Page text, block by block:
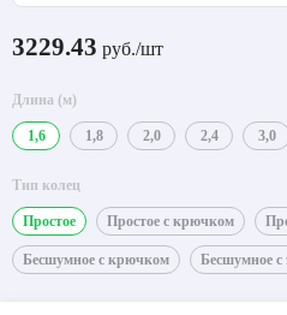
3229.43 руб./шт
Длина (м)
1,6 1,8 2,0 2,4 3,0
Тип колец
Простое Простое с крючком
Бесшумное с крючком Бесшумное